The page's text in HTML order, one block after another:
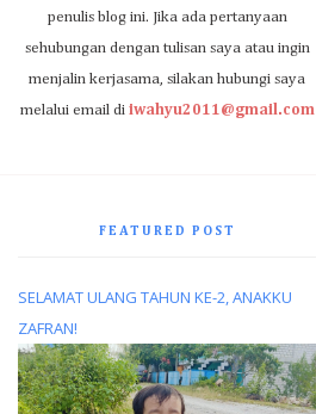
penulis blog ini. Jika ada pertanyaan
sehubungan dengan tulisan saya atau ingin
menjalin kerjasama, silakan hubungi saya
melalui email di iwahyu2011@gmail.com
FEATURED POST
SELAMAT ULANG TAHUN KE-2, ANAKKU
ZAFRAN!